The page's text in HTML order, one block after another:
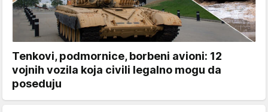
Tenkovi, podmornice, borbeni avioni: 12
vojnih vozila koja civili legalno mogu da
poseduju